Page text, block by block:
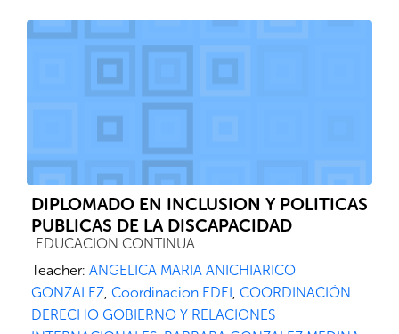
DIPLOMADO EN INCLUSION Y POLITICAS
PUBLICAS DE LA DISCAPACIDAD
Course category
EDUCACION CONTINUA
Teacher: ANGELICA MARIA ANICHIARICO
GONZALEZ, Coordinacion EDEI , COORDINACIÓN
DERECHO GOBIERNO Y RELACIONES